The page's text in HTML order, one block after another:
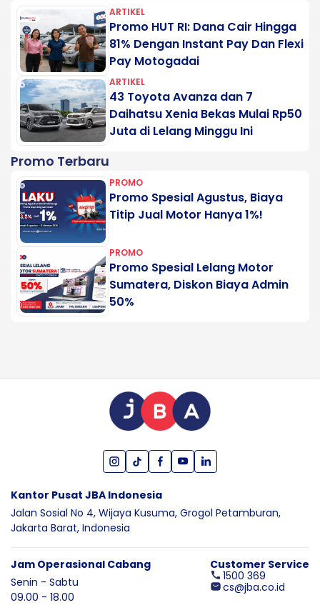
ARTIKEL
Promo HUT RI: Dana Cair Hingga
81% Dengan Instant Pay Dan Flexi
Pay Motogadai
ARTIKEL
43 Toyota Avanza dan 7
Daihatsu Xenia Bekas Mulai Rp50
Juta di Lelang Minggu Ini
Promo Terbaru
PROMO
Promo Spesial Agustus, Biaya
Titip Jual Motor Hanya 1%!
PROMO
Promo Spesial Lelang Motor
Sumatera, Diskon Biaya Admin
50%
Kantor Pusat JBA Indonesia
Jalan Sosial No 4, Wijaya Kusuma, Grogol Petamburan,
Jakarta Barat, Indonesia
Jam Operasional Cabang
Senin - Sabtu
09.00 - 18.00
Customer Service
1500 369
cs@jba.co.id